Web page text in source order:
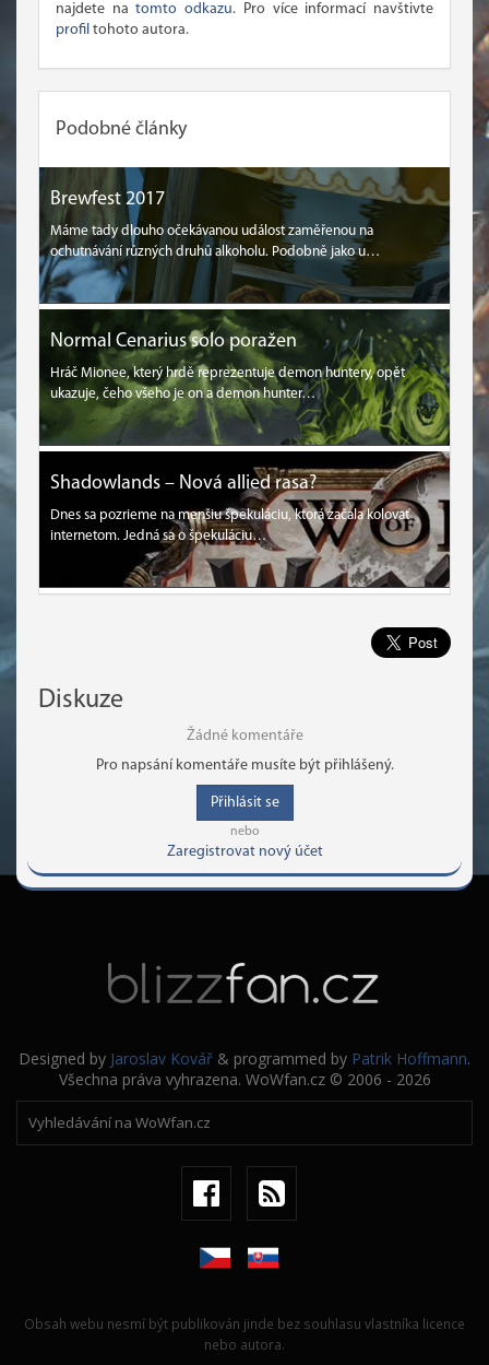
najdete natomto odkazu. Pro více informací navštivte
profil tohoto autora.
Podobné články
Brewfest 2017
Máme tady dlouho očekávanou událost zaměřenou na
ochutnávání různých druhů alkoholu. Podobně jako u…
Normal Cenarius solo poražen
Hráč Mionee, který hrdě reprezentuje demon huntery, opět
ukazuje, čeho všeho je on a demon hunter…
Shadowlands – Nová allied rasa?
Dnes sa pozrieme na menšiu špekuláciu, ktorá začala kolovať
internetom. Jedná sa o špekuláciu…
Diskuze
Žádné komentáře
Pro napsání komentáře musíte být přihlášený.
Přihlásit se
nebo
Zaregistrovat nový účet
Designed by Jaroslav Kovář & programmed by Patrik Hoffmann.
Všechna práva vyhrazena. WoWfan.cz © 2006 - 2026
Obsah webu nesmí být publikován jinde bez souhlasu vlastníka licence
nebo autora.